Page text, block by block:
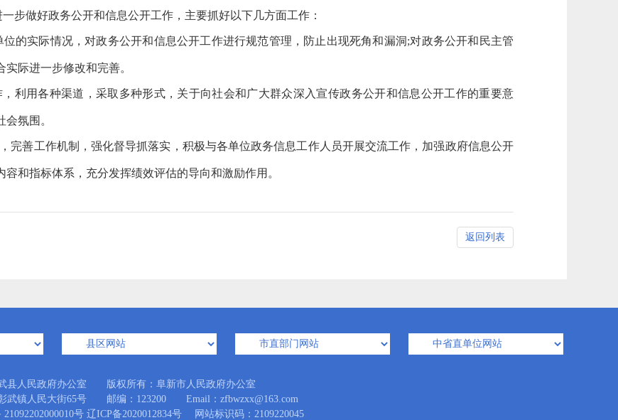
步做好政务公开和信息公开工作，主要抓好以下几方面工作：
的实际情况，对政务公开和信息公开工作进行规范管理，防止出现死角和漏洞;对政务公开和民主管
合实际进一步修改和完善。
利用各种渠道，采取多种形式，关于向社会和广大群众深入宣传政务公开和信息公开工作的重要意
社会氛围。
完善工作机制，强化督导抓落实，积极与各单位政务信息工作人员开展交流工作，加强政府信息公开
和指标体系，充分发挥绩效评估的导向和激励作用。
返回列表
县人民政府办公室 版权所有：阜新市人民政府办公室
武镇人民大街65号 邮编：123200 Email：zfbwzxx@163.com
号 辽ICP备2020012834号 网站标识码：2109220045